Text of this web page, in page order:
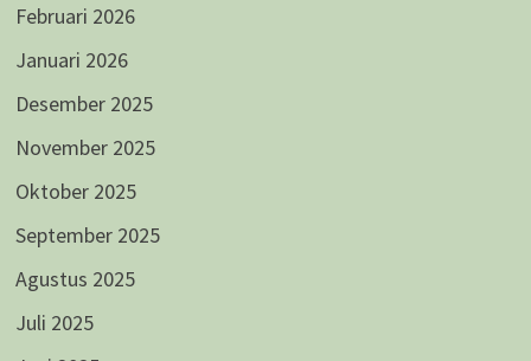
Februari 2026
Januari 2026
Desember 2025
November 2025
Oktober 2025
September 2025
Agustus 2025
Juli 2025